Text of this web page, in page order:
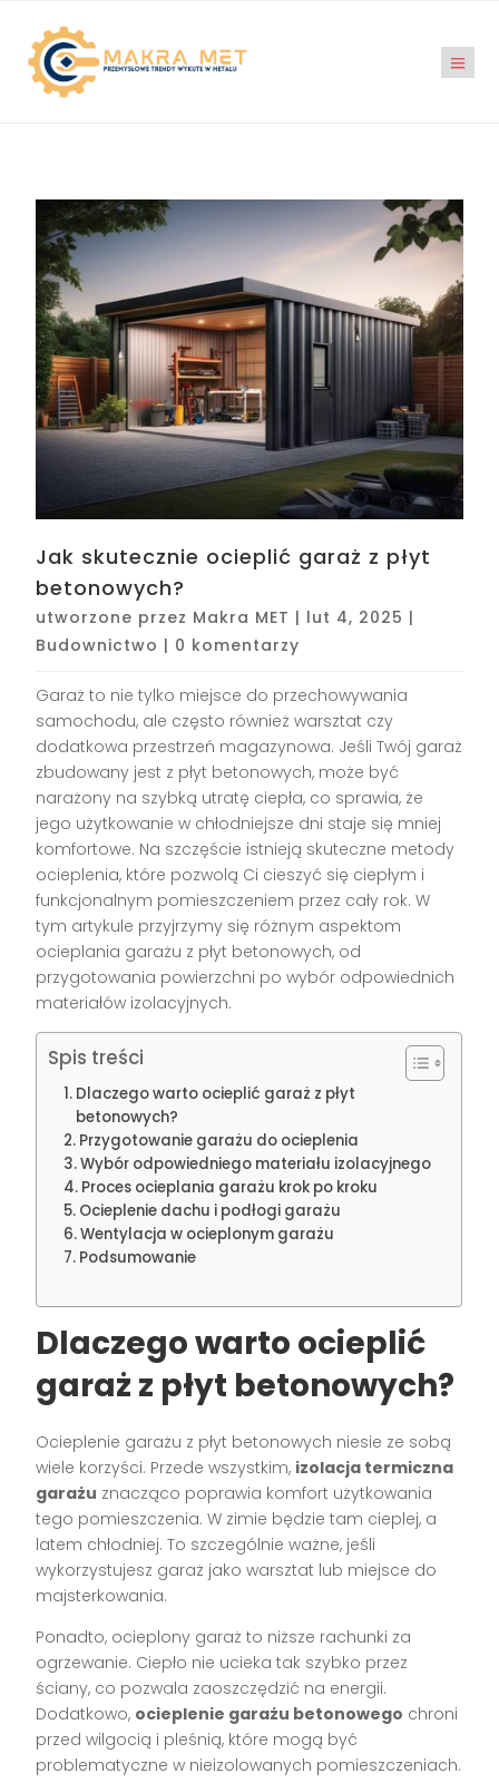
Jak skutecznie ocieplić garaż z płyt
betonowych?
utworzone przez Makra MET | lut 4, 2025 |
Budownictwo | 0 komentarzy
Garaż to nie tylko miejsce do przechowywania
samochodu, ale często również warsztat czy
dodatkowa przestrzeń magazynowa. Jeśli Twój garaż
zbudowany jest z płyt betonowych, może być
narażony na szybką utratę ciepła, co sprawia, że
jego użytkowanie w chłodniejsze dni staje się mniej
komfortowe. Na szczęście istnieją skuteczne metody
ocieplenia, które pozwolą Ci cieszyć się ciepłym i
funkcjonalnym pomieszczeniem przez cały rok. W
tym artykule przyjrzymy się różnym aspektom
ocieplania garażu z płyt betonowych, od
przygotowania powierzchni po wybór odpowiednich
materiałów izolacyjnych.
Spis treści
Dlaczego warto ocieplić garaż z płyt
betonowych?
Przygotowanie garażu do ocieplenia
Wybór odpowiedniego materiału izolacyjnego
Proces ocieplania garażu krok po kroku
Ocieplenie dachu i podłogi garażu
Wentylacja w ocieplonym garażu
Podsumowanie
Dlaczego warto ocieplić
garaż z płyt betonowych?
Ocieplenie garażu z płyt betonowych niesie ze sobą
wiele korzyści. Przede wszystkim, izolacja termiczna
garażu znacząco poprawia komfort użytkowania
tego pomieszczenia. W zimie będzie tam cieplej, a
latem chłodniej. To szczególnie ważne, jeśli
wykorzystujesz garaż jako warsztat lub miejsce do
majsterkowania.
Ponadto, ocieplony garaż to niższe rachunki za
ogrzewanie. Ciepło nie ucieka tak szybko przez
ściany, co pozwala zaoszczędzić na energii.
Dodatkowo, ocieplenie garażu betonowego chroni
przed wilgocią i pleśnią, które mogą być
problematyczne w nieizolowanych pomieszczeniach.